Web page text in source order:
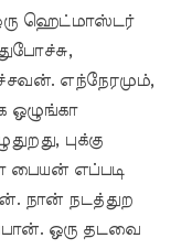
ஹெட்மாஸ்டர்
எந்நேரமும்,
ஒழுங்கா
புக்கு
பையன் எப்படி
நான் நடத்துற
ஒரு தடவை